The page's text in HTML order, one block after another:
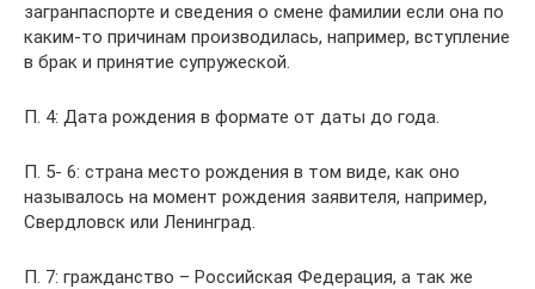
загранпаспорте и сведения о смене фамилии если она по
каким-то причинам производилась, например, вступление
в брак и принятие супружеской.
П. 4: Дата рождения в формате от даты до года.
П. 5- 6: страна место рождения в том виде, как оно
называлось на момент рождения заявителя, например,
Свердловск или Ленинград.
П. 7: гражданство – Российская Федерация, а так же